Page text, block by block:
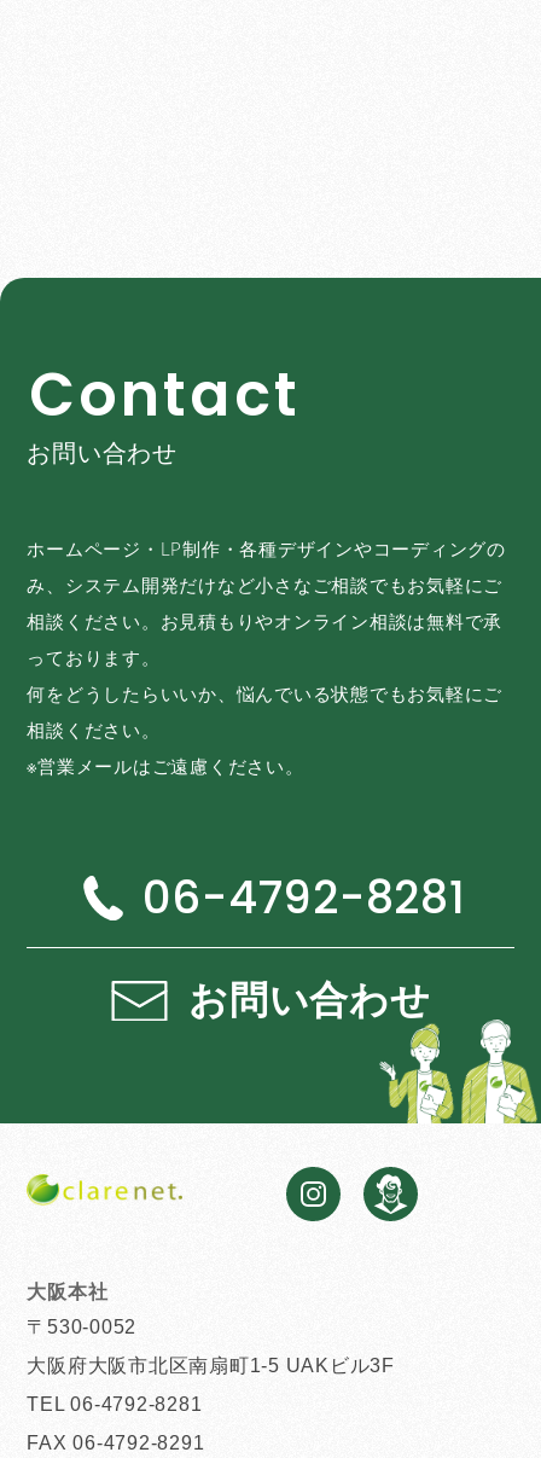
Contact
お問い合わせ
ホームページ・LP制作・各種デザインやコーディングの
み、システム開発だけなど小さなご相談でもお気軽にご
相談ください。お見積もりやオンライン相談は無料で承
っております。
何をどうしたらいいか、悩んでいる状態でもお気軽にご
相談ください。
※営業メールはご遠慮ください。
06-4792-8281
お問い合わせ
大阪本社
〒530-0052
大阪府大阪市北区南扇町1-5 UAKビル3F
TEL 06-4792-8281
FAX 06-4792-8291